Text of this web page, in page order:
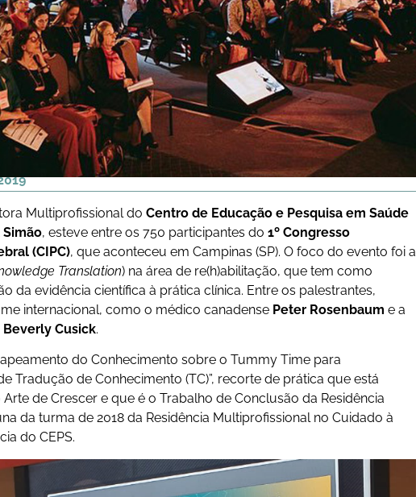
Multiprofissional do Centro de Educação e Pesquisa em Saúde
Simão, esteve entre os 750 participantes do 1º Congresso
(CIPC), que aconteceu em Campinas (SP). O foco do evento foi a
Translation) na área de re(h)abilitação, que tem como
da evidência científica à prática clínica. Entre os palestrantes,
internacional, como o médico canadense Peter Rosenbaum e a
Beverly Cusick.
do Conhecimento sobre o Tummy Time para
Tradução de Conhecimento (TC)”, recorte de prática que está
de Crescer e que é o Trabalho de Conclusão da Residência
da turma de 2018 da Residência Multiprofissional no Cuidado à
do CEPS.